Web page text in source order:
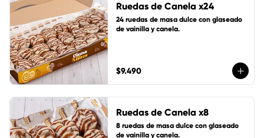
Ruedas de Canela x24
24 ruedas de masa dulce con glaseado
de vainilla y canela.
$9.490
Ruedas de Canela x8
8 ruedas de masa dulce con glaseado
de vainilla y canela.